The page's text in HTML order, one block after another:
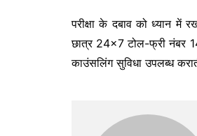
परीक्षा के दबाव को ध्यान में
छात्र 24×7 टोल-फ्री नंबर
काउंसलिंग सुविधा उपलब्ध